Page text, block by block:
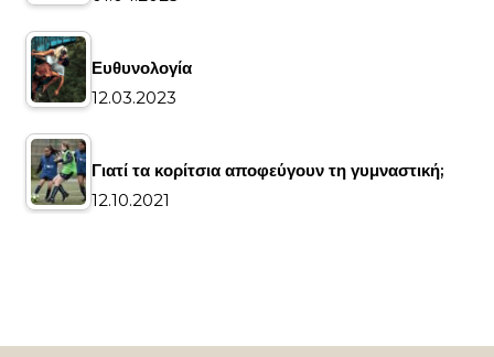
Ευθυνολογία
12.03.2023
Γιατί τα κορίτσια αποφεύγουν τη γυμναστική;
12.10.2021